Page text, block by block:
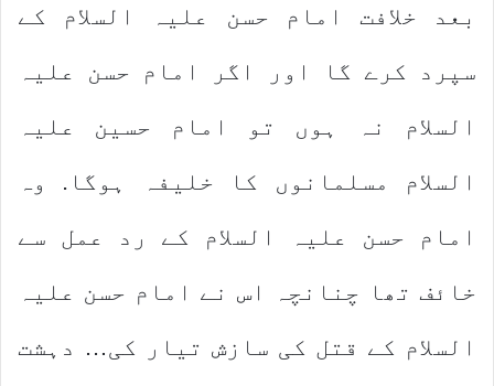
بعد خلافت امام حسن علیہ السلام کے
سپرد کرے گا اور اگر امام حسن علیہ
السلام نہ ہوں تو امام حسین علیہ
السلام مسلمانوں کا خلیفہ ہوگا. وہ
امام حسن علیہ السلام کے رد عمل سے
خائف تھا چنانچہ اس نے امام حسن علیہ
السلام کے قتل کی سازش تیار کی… دہشت